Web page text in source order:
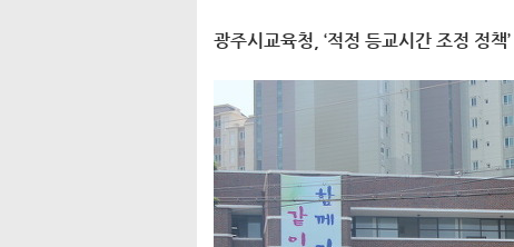
광주시교육청, ‘적정 등교시간 조정 정책’